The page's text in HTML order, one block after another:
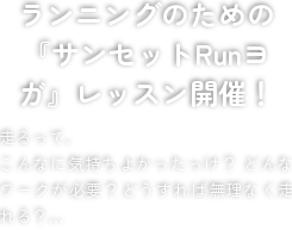
ランニングのための
『サンセットRunヨ
ガ』レッスン開催！
走るって、
こんなに気持ちよかったっけ？ どんな
ワークが必要？どうすれば無理なく走
れる？